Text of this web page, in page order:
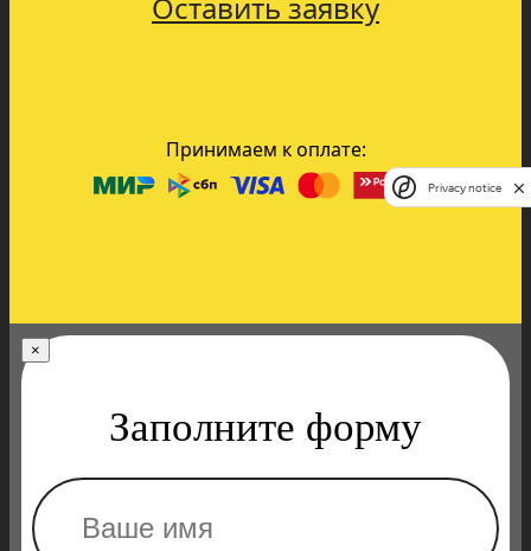
Оставить заявку
Принимаем к оплате:
×
Заполните форму
Privacy notice